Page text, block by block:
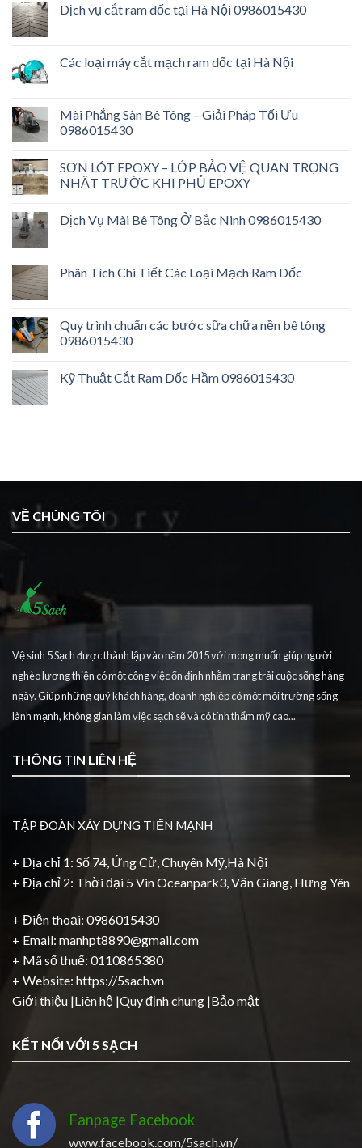
Dịch vụ cắt ram dốc tại Hà Nội 0986015430
Các loại máy cắt mạch ram dốc tại Hà Nội
Mài Phẳng Sàn Bê Tông – Giải Pháp Tối Ưu
0986015430
SƠN LÓT EPOXY – LỚP BẢO VỆ QUAN TRỌNG
NHẤT TRƯỚC KHI PHỦ EPOXY
Dịch Vụ Mài Bê Tông Ở Bắc Ninh 0986015430
Phân Tích Chi Tiết Các Loại Mạch Ram Dốc
Quy trình chuẩn các bước sữa chữa nền bê tông
0986015430
Kỹ Thuật Cắt Ram Dốc Hầm 0986015430
VỀ CHÚNG TÔI
Vệ sinh 5 Sạch được thành lập vào năm 2015 với mong muốn giúp người
nghèo lương thiện có một công việc ổn định nhằm trang trải cuộc sống hàng
ngày. Giúp những quý khách hàng, doanh nghiệp có một môi trường sống
lành mạnh, không gian làm việc sạch sẽ và có tính thẩm mỹ cao...
THÔNG TIN LIÊN HỆ
TẬP ĐOÀN XÂY DỰNG TIẾN MẠNH
+ Địa chỉ 1: Số 74, Ứng Cử, Chuyên Mỹ,Hà Nội
+ Địa chỉ 2: Thời đại 5 Vin Oceanpark3, Văn Giang, Hưng Yên
+ Điện thoại: 0986015430
+ Email: manhpt8890@gmail.com
+ Mã số thuế: 0110865380
+ Website: https://5sach.vn
Giới thiệu |Liên hệ |Quy định chung |Bảo mật
KẾT NỐI VỚI 5 SẠCH
Fanpage Facebook
www.facebook.com/5sach.vn/